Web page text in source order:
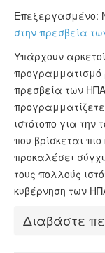
Επεξεργασμένο:
στην πρεσβεία
Υπάρχουν
προγραμματισμό
πρεσβεία των
ιστότοπο για
που βρίσκεται
προκαλέσει
τους πολλούς
κυβέρνηση των
Διαβάστε